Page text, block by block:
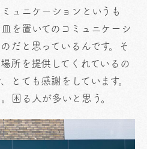
ュニケーションというも
を置いてのコミュニケーシ
だと思っているんです。そ
所を提供してくれているの
とても感謝をしています。
困る人が多いと思う。